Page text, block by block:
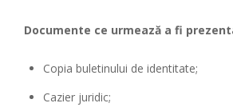
Documente ce urmează a fi
Copia buletinului de identitate;
Cazier juridic;